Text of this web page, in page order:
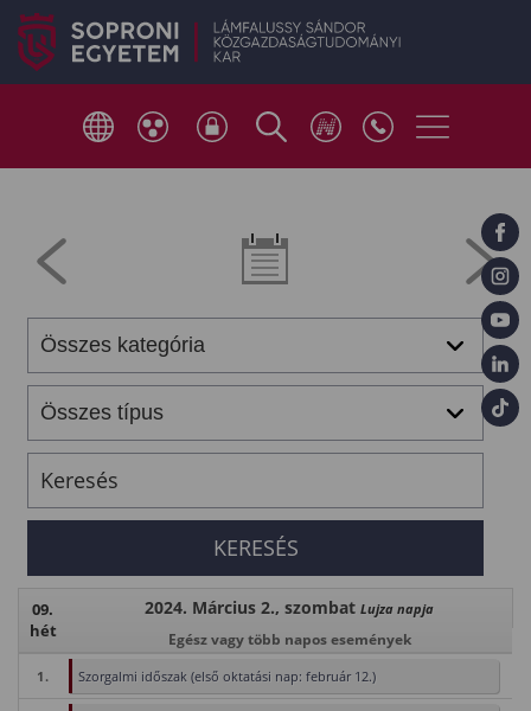
09.
hét
2024. Március 2., szombat Lujza napja
Egész vagy több napos események
1. Szorgalmi időszak (első oktatási nap: február 12.)